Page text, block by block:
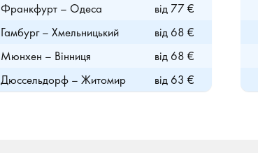
Франкфурт – Одеса
від 77 €
Гамбург – Хмельницький
від 68 €
Мюнхен – Вінниця
від 68 €
Дюссельдорф – Житомир
від 63 €